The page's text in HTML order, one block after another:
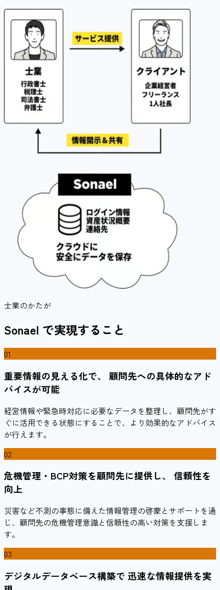
士業のかたが
Sonael で実現すること
01
重要情報の見える化で、 顧問先への具体的なアド
バイスが可能
経営情報や緊急時対応に必要なデータを整理し、顧問先がす
ぐに活用できる状態にすることで、より効果的なアドバイス
が行えます。
02
危機管理・BCP対策を顧問先に提供し、 信頼性を
向上
災害など不測の事態に備えた情報管理の啓蒙とサポートを通
じ、顧問先の危機管理意識と信頼性の高い対策を支援しま
す。
03
デジタルデータベース構築で 迅速な情報提供を実